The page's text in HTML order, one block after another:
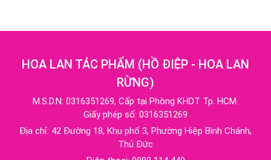
HOA LAN TÁC PHẨM (HỒ ĐIỆP - HOA LAN
RỪNG)
M.S.D.N: 0316351269, Cấp tại Phòng KHDT Tp. HCM.
Giấy phép số: 0316351269
Địa chỉ: 42 Đường 18, Khu phố 3, Phường Hiệp Bình Chánh,
Thủ Đức